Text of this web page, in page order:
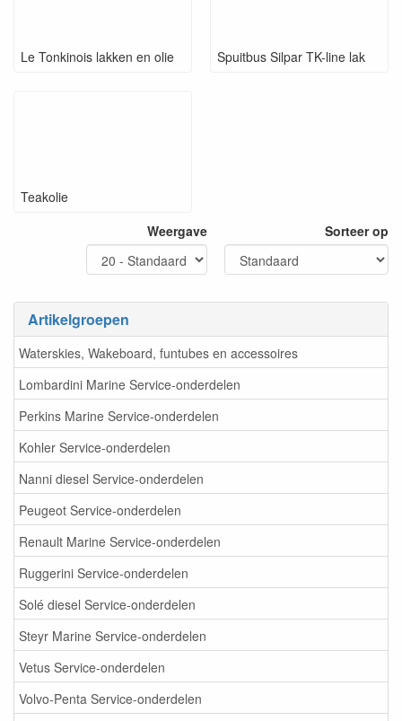
Artikelgroepen
Waterskies, Wakeboard, funtubes en accessoires
Lombardini Marine Service-onderdelen
Perkins Marine Service-onderdelen
Kohler Service-onderdelen
Nanni diesel Service-onderdelen
Peugeot Service-onderdelen
Renault Marine Service-onderdelen
Ruggerini Service-onderdelen
Solé diesel Service-onderdelen
Steyr Marine Service-onderdelen
Vetus Service-onderdelen
Volvo-Penta Service-onderdelen
Le Tonkinois lakken en olie Spuitbus Silpar TK-line lak
Teakolie
Weergave
Sorteer op